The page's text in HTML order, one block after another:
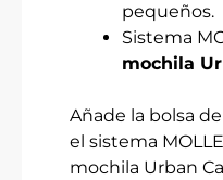
pequeños.
Sistema
mochila
Añade la bolsa
el sistema
mochila Urban